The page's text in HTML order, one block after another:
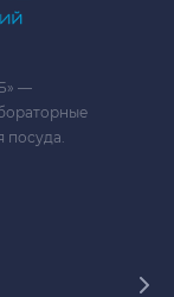
—
посуда.